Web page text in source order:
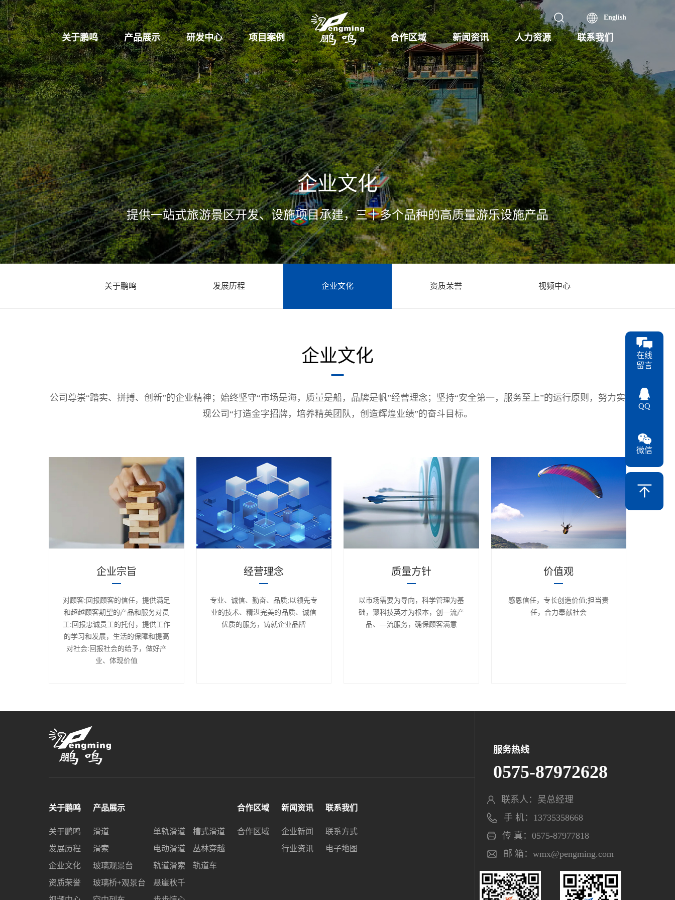
English
关于鹏鸣 产品展示 研发中心 项目案例 合作区域 新闻资讯 人力资源 联系我们
企业文化
提供一站式旅游景区开发、设施项目承建，三十多个品种的高质量游乐设施产品
关于鹏鸣 发展历程 企业文化 资质荣誉 视频中心
企业文化
公司尊崇“踏实、拼搏、创新”的企业精神；始终坚守“市场是海，质量是船，品牌是帆”经营理念；坚持“安全第一，服务至上”的运行原则，努力实
现公司“打造金字招牌，培养精英团队，创造辉煌业绩”的奋斗目标。
企业宗旨
对顾客:回报顾客的信任，提供满足
和超越顾客期望的产品和服务对员
工:回报忠诚员工的托付，提供工作
的学习和发展，生活的保障和提高
对社会:回报社会的给予，做好产
业、体现价值
经营理念
专业、诚信、勤奋、品质;以领先专
业的技术、精湛完美的品质、诚信
优质的服务，铸就企业品牌
质量方针
以市场需要为导向，科学管理为基
础，聚科技英才为根本，创—流产
品、—流服务，确保顾客满意
价值观
感恩信任，专长创造价值;担当责
任，合力奉献社会
关于鹏鸣
关于鹏鸣
发展历程
企业文化
资质荣誉
产品展示
滑道
滑索
玻璃观景台
玻璃桥+观景台
单轨滑道
电动滑道
轨道滑索
悬崖秋千
槽式滑道
丛林穿越
轨道车
合作区域
合作区域
新闻资讯
企业新闻
行业资讯
联系我们
联系方式
电子地图
服务热线
0575-87972628
联系人：吴总经理
手 机：13735358668
传 真：0575-87977818
邮 箱：wmx@pengming.com
在线
留言
QQ
微信